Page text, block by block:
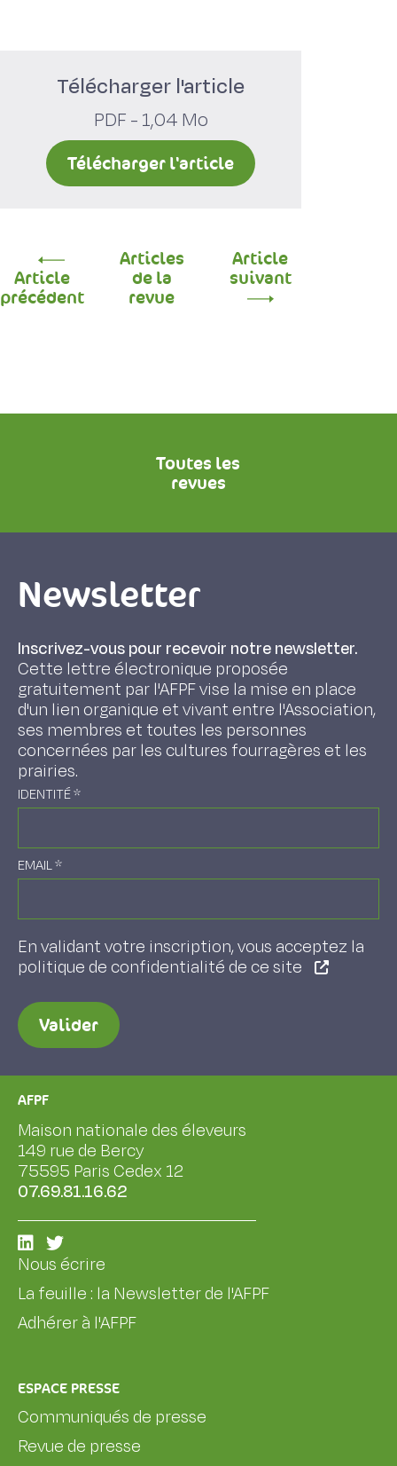
Télécharger l'article
PDF - 1,04 Mo
Télécharger l'article
Article
précédent
Articles
de la
revue
Article
suivant
Toutes les
revues
Newsletter
Inscrivez-vous pour recevoir notre newsletter.
Cette lettre électronique proposée
gratuitement par l'AFPF vise la mise en place
d'un lien organique et vivant entre l'Association,
ses membres et toutes les personnes
concernées par les cultures fourragères et les
prairies.
IDENTITÉ*
EMAIL*
En validant votre inscription, vous acceptez la
politique de confidentialité de ce site
Valider
AFPF
Maison nationale des éleveurs
149 rue de Bercy
75595 Paris Cedex 12
07.69.81.16.62
Nous écrire
La feuille : la Newsletter de l'AFPF
Adhérer à l'AFPF
ESPACE PRESSE
Communiqués de presse
Revue de presse